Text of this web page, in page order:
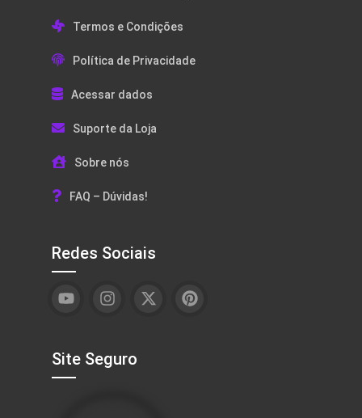
Termos e Condições
Política de Privacidade
Acessar dados
Suporte da Loja
Sobre nós
FAQ – Dúvidas!
Redes Sociais
Site Seguro